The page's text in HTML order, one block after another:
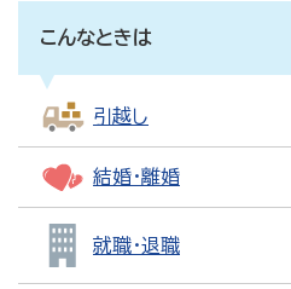
こんなときは
引越し
結婚・離婚
就職・退職